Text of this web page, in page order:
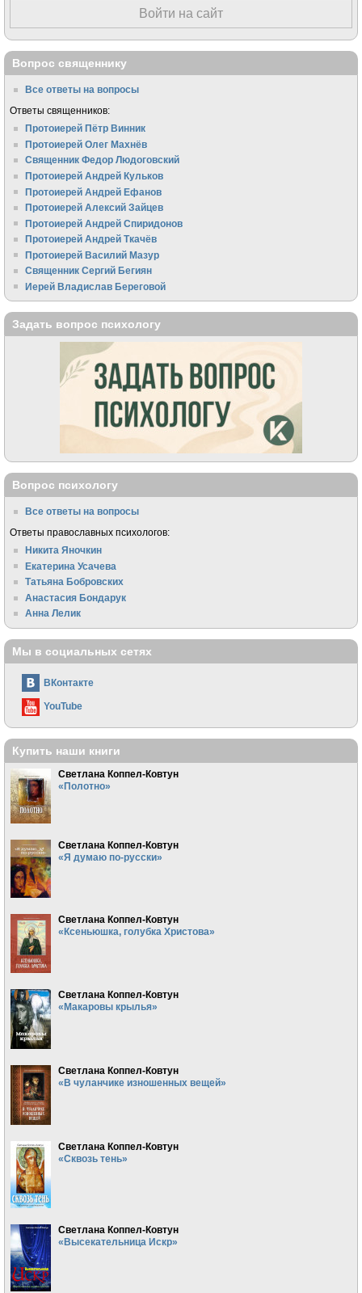
Войти на сайт
Вопрос священнику
Все ответы на вопросы
Ответы священников:
Протоиерей Пётр Винник
Протоиерей Олег Махнёв
Священник Федор Людоговский
Протоиерей Андрей Кульков
Протоиерей Андрей Ефанов
Протоиерей Алексий Зайцев
Протоиерей Андрей Спиридонов
Протоиерей Андрей Ткачёв
Протоиерей Василий Мазур
Священник Сергий Бегиян
Иерей Владислав Береговой
Задать вопрос психологу
Вопрос психологу
Все ответы на вопросы
Ответы православных психологов:
Никита Яночкин
Екатерина Усачева
Татьяна Бобровских
Анастасия Бондарук
Анна Лелик
Мы в социальных сетях
ВКонтакте
YouTube
Купить наши книги
Светлана Коппел-Ковтун
«Полотно»
Светлана Коппел-Ковтун
«Я думаю по-русски»
Светлана Коппел-Ковтун
«Ксеньюшка, голубка Христова»
Светлана Коппел-Ковтун
«Макаровы крылья»
Светлана Коппел-Ковтун
«В чуланчике изношенных вещей»
Светлана Коппел-Ковтун
«Сквозь тень»
Светлана Коппел-Ковтун
«Высекательница Искр»